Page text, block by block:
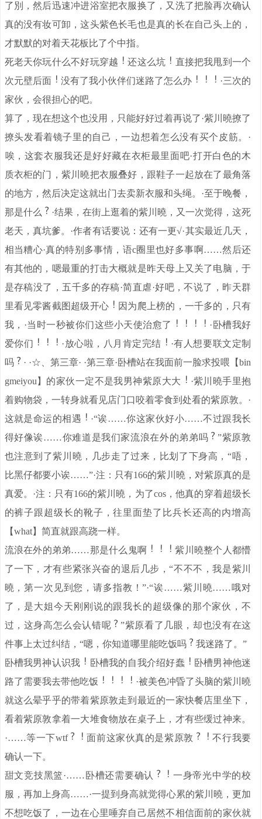
了別，然后迅速冲进浴室把衣服换了，又洗了把脸再次确认
真的没有妆可卸，这头紫色长毛也是真的长在自己头上的，
才默默的对着天花板比了个中指。
死老天你玩什么不好玩穿越
还这么坑
直接把我甩到一个
次元壁后面
没有了我小伙伴们迷路了怎么办
·三次的
家伙，会很担心的吧。
算了，现在想这个也没用，只能好好过着再说了·紫川曉撩了
撩头发看着镜子里的自己，一边想着怎么没有买个皮筋。·
唉，这套衣服我还是好好藏在衣柜最里面吧·
。
打开白色的木
质衣柜的门，紫川曉把衣服叠好，跟鞋子一起放在了最角落
的地方，然后决定这就出门去卖新衣服和头绳。·至于晚餐，
那是什么
·结果，在街上逛着的紫川曉，又一次觉得，这死
老天，真坑爹。·作者有话要说：还有一更√·其实最近几天，
相当糟心·真的特别多事情，语c圈里也好多事啊……然后还
有其他的，嗯最重的打击大概就是昨天母上又关了电脑，于
是存稿没了，五千多的存稿·简直虐·好吧，不说了，昨天群
里看见零酱截图超级开心
因为爬上榜的，一千多的，只有
我，·当时一秒被你们这些小天使治愈了
·卧槽我好
爱你们
·放心啦，八月肯定完结
·有人想要联文定制
吗
· ·☆、第三章· ·第三章·卧槽站在我面前一脸求投喂【bin
gmeiyou】的家伙一定不是我男神紫原大大
·紫川曉手里抱
着购物袋，一转身就看见店门口咬着零食到处看的紫原敦。·
这就是命运的相遇
·“诶……你这家伙好小……不过跟我长
得好像诶……你难道是我们家流浪在外的弟弟吗
”紫原敦
也注意到了紫川曉，几步走了过来，比划了下身高，“唔，
比黑仔都要小诶……”·注：只有166的紫川曉，对紫原真的是
真爱。·注：只有166的紫川曉，为了cos，他真的穿着超级长
的裤子跟超级长的靴子，往里面垫了比兵长还高的内增高
【what】简直就跟高跷一样。
流浪在外的弟弟……那是什么鬼啊
紫川曉整个人都懵
了一下，才有些紧张兴奋的退后几步，“不不不，我是紫川
曉，第一次见到您，请多指教！”·“诶……紫川曉……哦对
了，是大姐今天刚刚说的跟我长的超级像的那个家伙，不
过，这身高怎么会认错呢
”紫原看了几眼，却也没有在这
件事上太过纠结，“嗯，你知道哪里能吃饭吗
我迷路了。”
卧槽我男神认识我
卧槽我的自我介绍好蠢
卧槽男神他迷
路了需要我去带他吃饭
·被美色冲昏了头脑的紫川曉
就这么晕乎乎的带着紫原敦走到最近的一家快餐店里坐下，
看着紫原敦拿着一大堆食物放在桌子上，才有些缓过神来。
·……等一下wtf
面前这家伙真的是紫原敦
不行我要
确认一下。
甜文竞技黑篮·……卧槽还需要确认
一身帝光中学的校
服，再加上身高……·一提到身高就觉得心累的紫川曉，更加
不想吃饭了，一边在心里唾弃自己居然不相信面前的家伙就